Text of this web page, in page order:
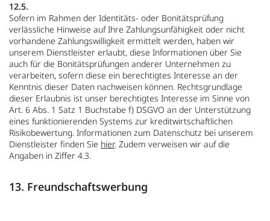
12.5.
Sofern im Rahmen der Identitäts- oder Bonitätsprüfung
verlässliche Hinweise auf Ihre Zahlungsunfähigkeit oder nicht
vorhandene Zahlungswilligkeit ermittelt werden, haben wir
unserem Dienstleister erlaubt, diese Informationen über Sie
auch für die Bonitätsprüfungen anderer Unternehmen zu
verarbeiten, sofern diese ein berechtigtes Interesse an der
Kenntnis dieser Daten nachweisen können. Rechtsgrundlage
dieser Erlaubnis ist unser berechtigtes Interesse im Sinne von
Art. 6 Abs. 1 Satz 1 Buchstabe f) DSGVO an der Unterstützung
eines funktionierenden Systems zur kreditwirtschaftlichen
Risikobewertung. Informationen zum Datenschutz bei unserem
Dienstleister finden Sie hier. Zudem verweisen wir auf die
Angaben in Ziffer 4.3.
13. Freundschaftswerbung